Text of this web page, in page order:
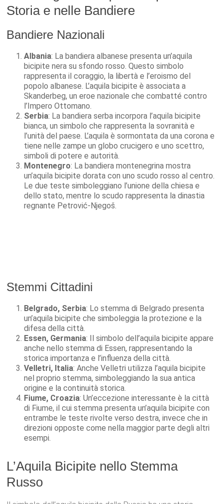
Storia e nelle Bandiere
Bandiere Nazionali
Albania: La bandiera albanese presenta un’aquila
bicipite nera su sfondo rosso. Questo simbolo
rappresenta il coraggio, la libertà e l’eroismo del
popolo albanese. L’aquila bicipite è associata a
Skanderbeg, un eroe nazionale che combatté contro
l’Impero Ottomano.
Serbia: La bandiera serba incorpora l’aquila bicipite
bianca, un simbolo che rappresenta la sovranità e
l’unità del paese. L’aquila è sormontata da una corona e
tiene nelle zampe un globo crucigero e uno scettro,
simboli di potere e autorità.
Montenegro: La bandiera montenegrina mostra
un’aquila bicipite dorata con uno scudo rosso al centro.
Le due teste simboleggiano l’unione della chiesa e
dello stato, mentre lo scudo rappresenta la dinastia
regnante Petrović-Njegoš.
Stemmi Cittadini
Belgrado, Serbia: Lo stemma di Belgrado presenta
un’aquila bicipite che simboleggia la protezione e la
difesa della città.
Essen, Germania: Il simbolo dell’aquila bicipite appare
anche nello stemma di Essen, rappresentando la
storica importanza e l’influenza della città.
Velletri, Italia: Anche Velletri utilizza l’aquila bicipite
nel proprio stemma, simboleggiando la sua antica
origine e la continuità storica.
Fiume, Croazia: Un’eccezione interessante è la città
di Fiume, il cui stemma presenta un’aquila bicipite con
entrambe le teste rivolte verso destra, invece che in
direzioni opposte come nella maggior parte degli altri
esempi.
L’Aquila Bicipite nello Stemma
Russo